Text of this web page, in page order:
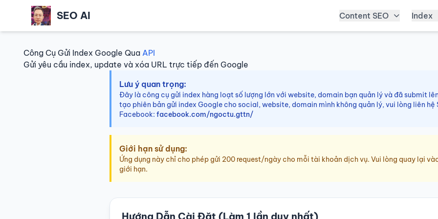
SEO AI Content SEO Index
Công Cụ Gửi Index Google Qua API
Gửi yêu cầu index, update và xóa URL trực tiếp đến Google
Lưu ý quan trọng:
Đây là công cụ gửi index hàng loạt số lượng lớn với website, domain bạn quản lý và đã submit
tạo phiên bản gửi index Google cho social, website, domain mình không quản lý, vui lòng liên
Facebook: facebook.com/ngoctu.gttn/
Giới hạn sử dụng:
Ứng dụng này chỉ cho phép gửi 200 request/ngày cho mỗi tài khoản dịch vụ. Vui lòng quay lại
giới hạn.
Hướng Dẫn Cài Đặt (Làm 1 lần duy nhất)